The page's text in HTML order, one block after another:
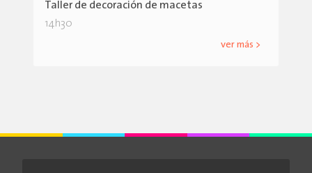
Taller de decoración de macetas
14h30
ver más >